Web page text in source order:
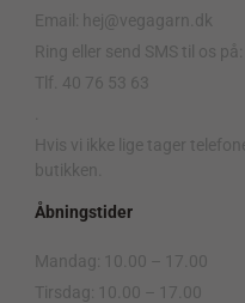
Email: hej@vegagarn.dk
Ring eller send SMS til os på:
Tlf. 40 76 53 63
Hvis vi ikke lige tager
butikken.
Åbningstider
Mandag: 10.00 – 17.00
Tirsdag: 10.00 – 17.00